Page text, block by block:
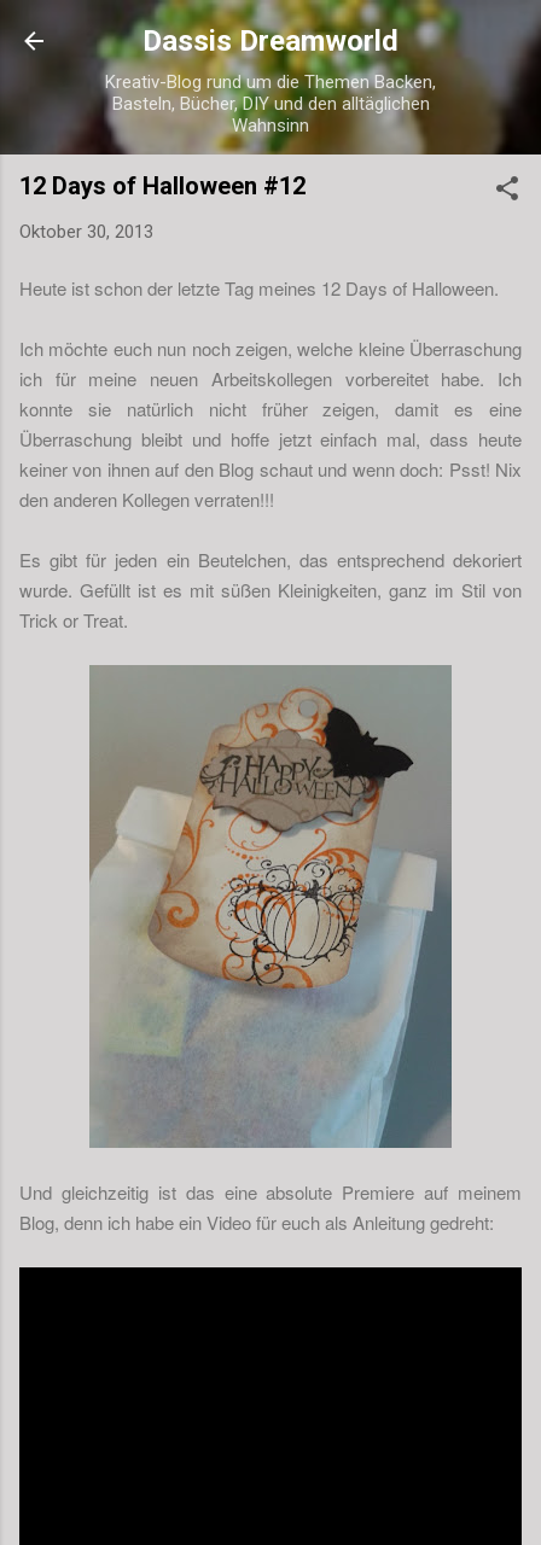
Direkt zum Hauptbereich
Dassis Dreamworld
Kreativ-Blog rund um die Themen Backen,
Basteln, Bücher, DIY und den alltäglichen
Wahnsinn
12 Days of Halloween #12
Oktober 30, 2013
Heute ist schon der letzte Tag meines 12 Days of Halloween.
Ich möchte euch nun noch zeigen, welche kleine Überraschung
ich für meine neuen Arbeitskollegen vorbereitet habe. Ich
konnte sie natürlich nicht früher zeigen, damit es eine
Überraschung bleibt und hoffe jetzt einfach mal, dass heute
keiner von ihnen auf den Blog schaut und wenn doch: Psst! Nix
den anderen Kollegen verraten!!!
Es gibt für jeden ein Beutelchen, das entsprechend dekoriert
wurde. Gefüllt ist es mit süßen Kleinigkeiten, ganz im Stil von
Trick or Treat.
Und gleichzeitig ist das eine absolute Premiere auf meinem
Blog, denn ich habe ein Video für euch als Anleitung gedreht: